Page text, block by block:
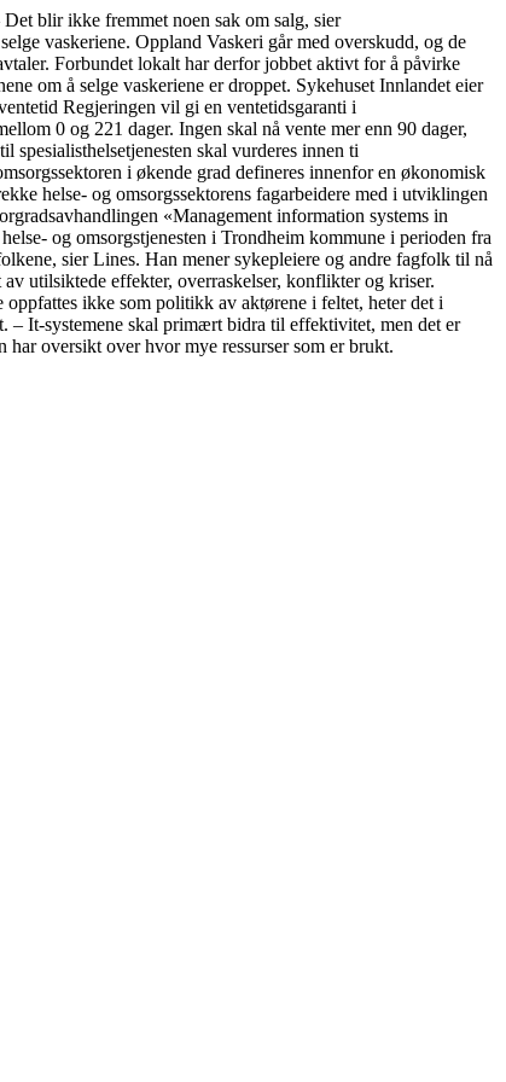
blir ikke fremmet noen sak om salg, sier
vaskeriene. Oppland Vaskeri går med overskudd, og de
Forbundet lokalt har derfor jobbet aktivt for å påvirke
om å selge vaskeriene er droppet. Sykehuset Innlandet eier
Regjeringen vil gi en ventetidsgaranti i
0 og 221 dager. Ingen skal nå vente mer enn 90 dager,
spesialisthelsetjenesten skal vurderes innen ti
i økende grad defineres innenfor en økonomisk
helse- og omsorgssektorens fagarbeidere med i utviklingen
«Management information systems in
og omsorgstjenesten i Trondheim kommune i perioden fra
sier Lines. Han mener sykepleiere og andre fagfolk til nå
utilsiktede effekter, overraskelser, konflikter og kriser.
ikke som politikk av aktørene i feltet, heter det i
– It-systemene skal primært bidra til effektivitet, men det er
har oversikt over hvor mye ressurser som er brukt.